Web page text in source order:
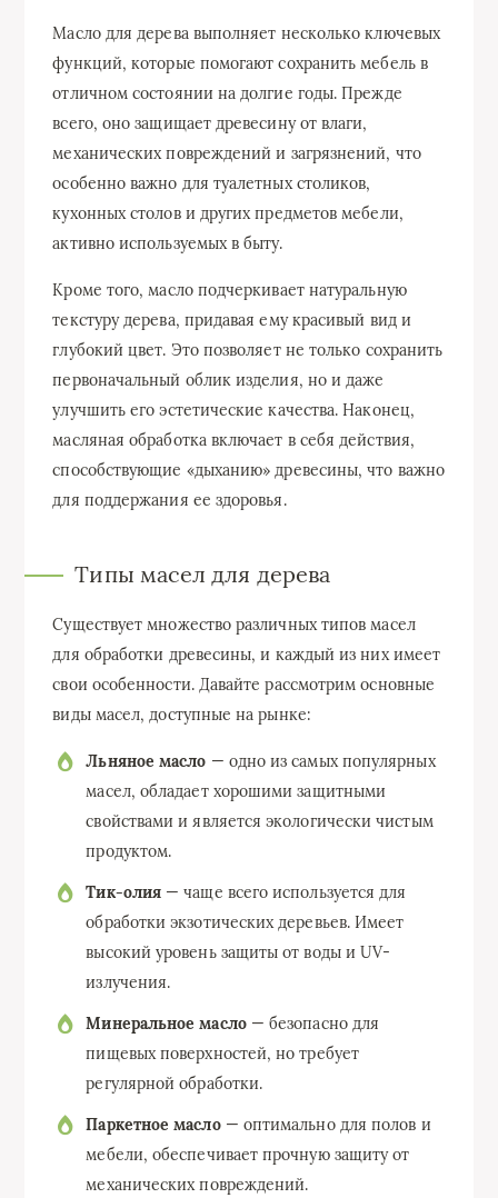
Масло для дерева выполняет несколько ключевых
функций, которые помогают сохранить мебель в
отличном состоянии на долгие годы. Прежде
всего, оно защищает древесину от влаги,
механических повреждений и загрязнений, что
особенно важно для туалетных столиков,
кухонных столов и других предметов мебели,
активно используемых в быту.
Кроме того, масло подчеркивает натуральную
текстуру дерева, придавая ему красивый вид и
глубокий цвет. Это позволяет не только сохранить
первоначальный облик изделия, но и даже
улучшить его эстетические качества. Наконец,
масляная обработка включает в себя действия,
способствующие «дыханию» древесины, что важно
для поддержания ее здоровья.
Типы масел для дерева
Существует множество различных типов масел
для обработки древесины, и каждый из них имеет
свои особенности. Давайте рассмотрим основные
виды масел, доступные на рынке:
Льняное масло — одно из самых популярных
масел, обладает хорошими защитными
свойствами и является экологически чистым
продуктом.
Тик-олия — чаще всего используется для
обработки экзотических деревьев. Имеет
высокий уровень защиты от воды и UV-
излучения.
Минеральное масло— безопасно для
пищевых поверхностей, но требует
регулярной обработки.
Паркетное масло— оптимально для полов и
мебели, обеспечивает прочную защиту от
механических повреждений.